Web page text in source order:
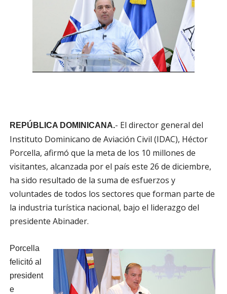
REPÚBLICA DOMINICANA.- El director general del
Instituto Dominicano de Aviación Civil (IDAC), Héctor
Porcella, afirmó que la meta de los 10 millones de
visitantes, alcanzada por el país este 26 de diciembre,
ha sido resultado de la suma de esfuerzos y
voluntades de todos los sectores que forman parte de
la industria turística nacional, bajo el liderazgo del
presidente Abinader.
Porcella
felicitó al
president
e